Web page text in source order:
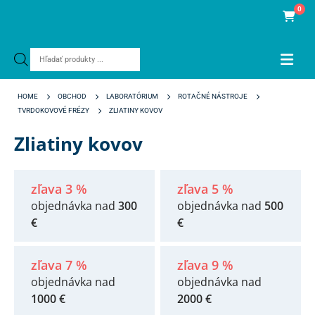
Products
0
HOME OBCHOD LABORATÓRIUM
ROTAČNÉ NÁSTROJE
TVRDOKOVOVÉ FRÉZY
ZLIATINY KOVOV
Zliatiny kovov
zľava 3 %
objednávka nad 300
€
zľava 5 %
objednávka nad 500
€
zľava 7 %
objednávka nad
1000 €
zľava 9 %
objednávka nad
2000 €